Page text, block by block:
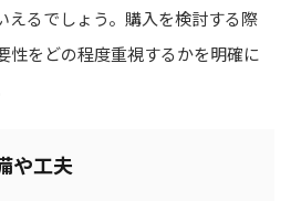
えるでしょう。購入を検討する際
性をどの程度重視するかを明確に
や工夫